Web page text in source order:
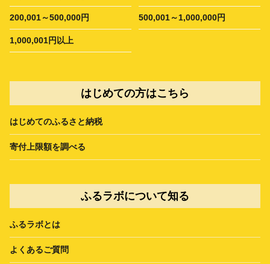
200,001～500,000円 500,001～1,000,000円
1,000,001円以上
はじめての方はこちら
はじめてのふるさと納税
寄付上限額を調べる
ふるラボについて知る
ふるラボとは
よくあるご質問